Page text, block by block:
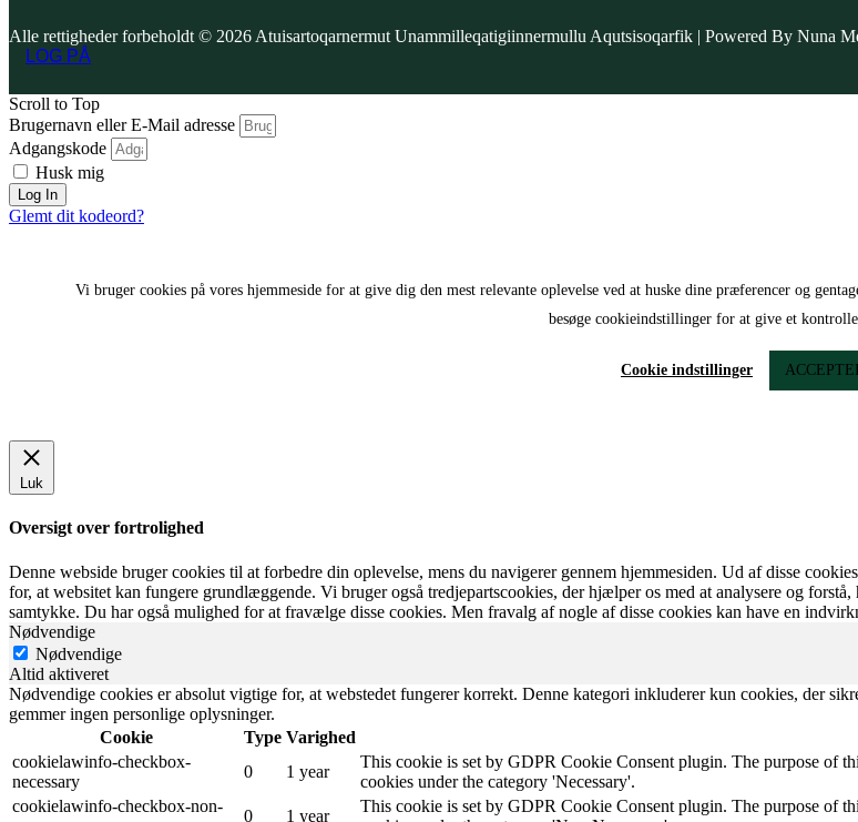
Alle rettigheder forbeholdt © 2026 Atuisartoqarnermut Unammilleqatigiinnermullu Aqutsisoqarfik | Powered By Nuna
LOG PÅ
Scroll to Top
Brugernavn eller E-Mail adresse
Adgangskode
Husk mig
Log In
Glemt dit kodeord?
Vi bruger cookies på vores hjemmeside for at give dig den mest relevante oplevelse ved at huske dine præferencer og
besøge cookieindstillinger for at give et
Cookie indstillinger
Luk
Oversigt over fortrolighed
Denne webside bruger cookies til at forbedre din oplevelse, mens du navigerer gennem hjemmesiden. Ud af disse
for, at websitet kan fungere grundlæggende. Vi bruger også tredjepartscookies, der hjælper os med at analysere og
samtykke. Du har også mulighed for at fravælge disse cookies. Men fravalg af nogle af disse cookies kan have en
Nødvendige
Nødvendige
Altid aktiveret
Nødvendige cookies er absolut vigtige for, at webstedet fungerer korrekt. Denne kategori inkluderer kun cookies, der
gemmer ingen personlige oplysninger.
Cookie
Type Varighed
cookielawinfo-checkbox-
necessary
0 1 year
This cookie is set by GDPR Cookie Consent plugin. The purpose of
cookies under the category 'Necessary'.
cookielawinfo-checkbox-non-
0 1 year
This cookie is set by GDPR Cookie Consent plugin. The purpose of